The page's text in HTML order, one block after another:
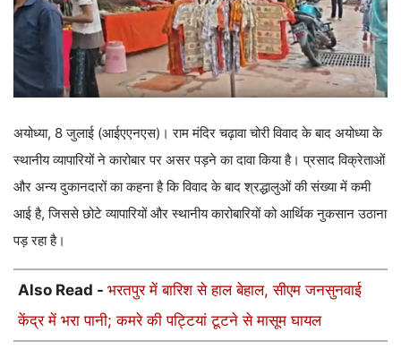
अयोध्या, 8 जुलाई (आईएएनएस)। राम मंदिर चढ़ावा चोरी विवाद के बाद अयोध्या के
स्थानीय व्यापारियों ने कारोबार पर असर पड़ने का दावा किया है। प्रसाद विक्रेताओं
और अन्य दुकानदारों का कहना है कि विवाद के बाद श्रद्धालुओं की संख्या में कमी
आई है, जिससे छोटे व्यापारियों और स्थानीय कारोबारियों को आर्थिक नुकसान उठाना
पड़ रहा है।
Also Read - भरतपुर में बारिश से हाल बेहाल, सीएम जनसुनवाई
केंद्र में भरा पानी; कमरे की पट्टियां टूटने से मासूम घायल